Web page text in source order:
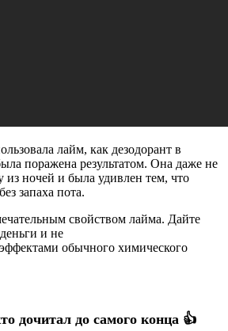
лайм, как дезодорант в
поражена результатом. Она даже не
ночей и была удивлен тем, что
запаха пота.
свойством лайма. Дайте
и не
обычного химического
дочитал до самого конца 👍